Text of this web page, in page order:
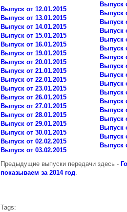
Выпуск от 12.01.2015
Выпуск от 13.01.2015
Выпуск от 14.01.2015
Выпуск от 15.01.2015
Выпуск от 16.01.2015
Выпуск от 19.01.2015
Выпуск от 20.01.2015
Выпуск от 21.01.2015
Выпуск от 22.01.2015
Выпуск от 23.01.2015
Выпуск от 26.01.2015
Выпуск от 27.01.2015
Выпуск от 28.01.2015
Выпуск от 29.01.2015
Выпуск от 30.01.2015
Выпуск от 02.02.2015
Выпуск от 03.02.2015
Выпуск
Выпуск
Выпуск
Выпуск
Выпуск
Выпуск
Выпуск
Выпуск
Выпуск
Выпуск
Выпуск
Выпуск
Выпуск
Выпуск
Выпуск
Выпуск
Выпуск
Предыдущие выпуски передачи здесь -
показываем за 2014 год.
Tags: